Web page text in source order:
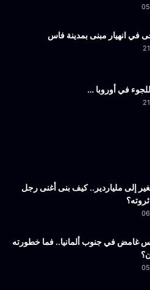
في انهيار مبنى بمدينة فاس
في أوروبا …
إلى ملياردير.. كيف بنى أغنى رجل
غامض في جنوب ألمانيا.. فما خطورته